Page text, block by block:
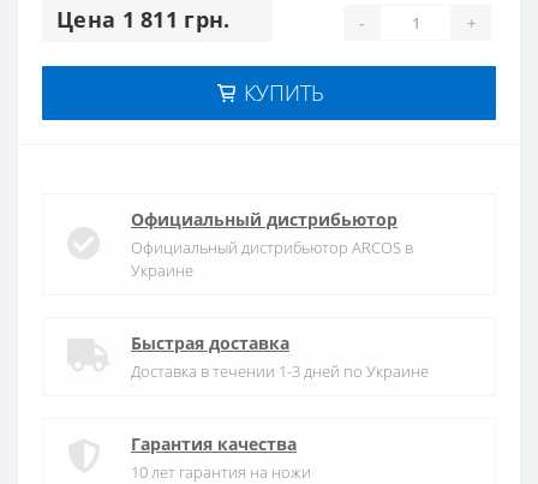
Цена 1 811 грн. - +
КУПИТЬ
Официальный дистрибьютор
Официальный дистрибьютор ARCOS в
Украине
Быстрая доставка
Доставка в течении 1-3 дней по Украине
Гарантия качества
10 лет гарантия на ножи